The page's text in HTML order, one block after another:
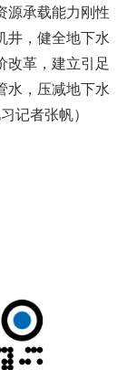
承载能力刚性
井，健全地下水
改革，建立引足
水，压减地下水
记者张帆）